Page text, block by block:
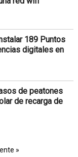
189 Puntos
digitales en
de peatones
de recarga de
»